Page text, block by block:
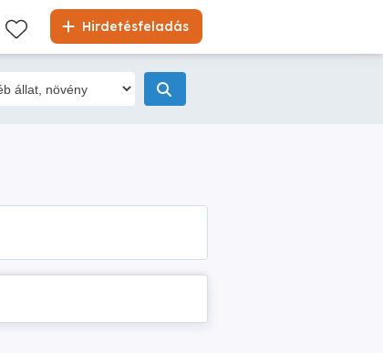
Hirdetésfeladás